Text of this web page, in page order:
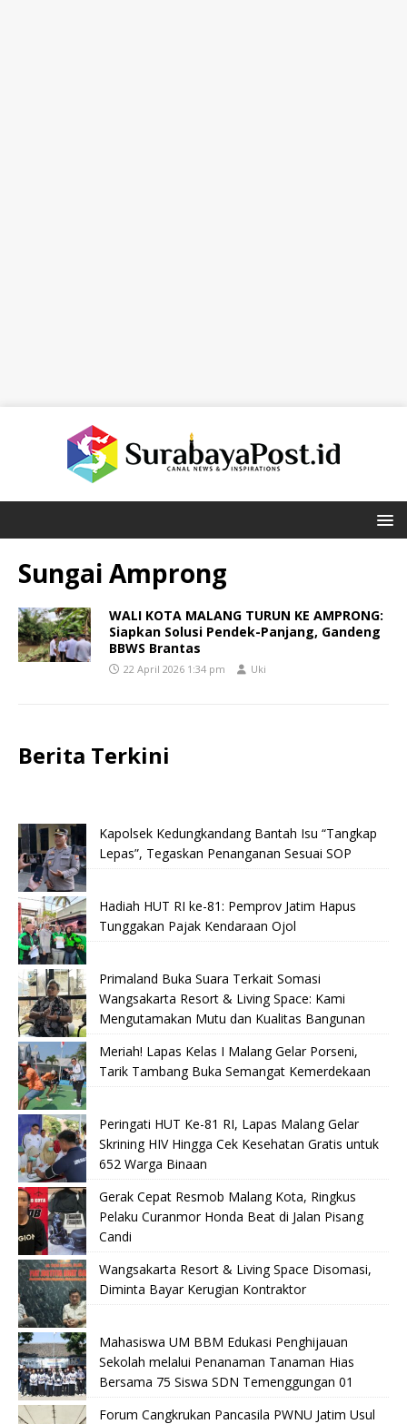
Sungai Amprong
WALI KOTA MALANG TURUN KE AMPRONG:
Siapkan Solusi Pendek-Panjang, Gandeng
BBWS Brantas
22 April 2026 1:34 pm Uki
Berita Terkini
Kapolsek Kedungkandang Bantah Isu “Tangkap
Lepas”, Tegaskan Penanganan Sesuai SOP
Hadiah HUT RI ke-81: Pemprov Jatim Hapus
Tunggakan Pajak Kendaraan Ojol
Primaland Buka Suara Terkait Somasi
Wangsakarta Resort & Living Space: Kami
Mengutamakan Mutu dan Kualitas Bangunan
Meriah! Lapas Kelas I Malang Gelar Porseni,
Tarik Tambang Buka Semangat Kemerdekaan
Peringati HUT Ke-81 RI, Lapas Malang Gelar
Skrining HIV Hingga Cek Kesehatan Gratis untuk
652 Warga Binaan
Gerak Cepat Resmob Malang Kota, Ringkus
Pelaku Curanmor Honda Beat di Jalan Pisang
Candi
Wangsakarta Resort & Living Space Disomasi,
Diminta Bayar Kerugian Kontraktor
Mahasiswa UM BBM Edukasi Penghijauan
Sekolah melalui Penanaman Tanaman Hias
Bersama 75 Siswa SDN Temenggungan 01
Forum Cangkrukan Pancasila PWNU Jatim Usul